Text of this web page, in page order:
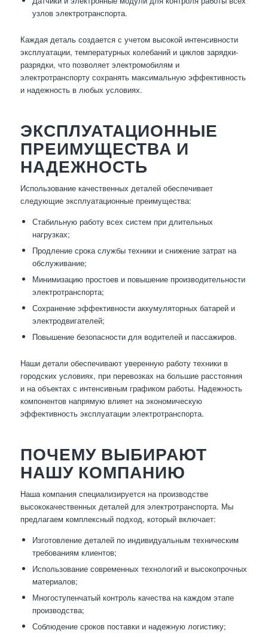
узлов электротранспорта.
Каждая деталь создается с учетом высокой интенсивности
эксплуатации, температурных колебаний и циклов зарядки-
разрядки, что позволяет электромобилям и
электротранспорту сохранять максимальную эффективность
и надежность в любых условиях.
ЭКСПЛУАТАЦИОННЫЕ
ПРЕИМУЩЕСТВА И
НАДЕЖНОСТЬ
Использование качественных деталей обеспечивает
следующие эксплуатационные преимущества:
Стабильную работу всех систем при длительных
нагрузках;
Продление срока службы техники и снижение затрат на
обслуживание;
Минимизацию простоев и повышение производительности
электротранспорта;
Сохранение эффективности аккумуляторных батарей и
электродвигателей;
Повышение безопасности для водителей и пассажиров.
Наши детали обеспечивают уверенную работу техники в
городских условиях, при перевозках на большие расстояния
и на объектах с интенсивным графиком работы. Надежность
компонентов напрямую влияет на экономическую
эффективность эксплуатации электротранспорта.
ПОЧЕМУ ВЫБИРАЮТ
НАШУ КОМПАНИЮ
Наша компания специализируется на производстве
высококачественных деталей для электротранспорта. Мы
предлагаем комплексный подход, который включает:
Изготовление деталей по индивидуальным техническим
требованиям клиентов;
Использование современных технологий и высокопрочных
материалов;
Многоступенчатый контроль качества на каждом этапе
производства;
Соблюдение сроков поставки и надежную логистику;